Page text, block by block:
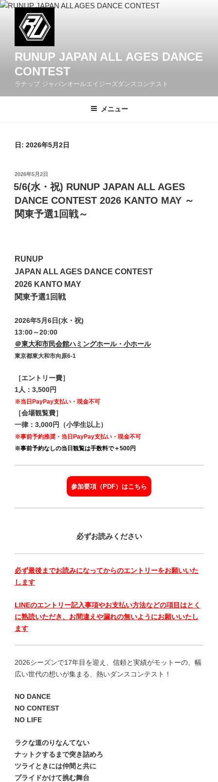
コ
ッ
RUNUP JAPAN ALL AGES DANCE
CONTEST
ラナップ ジャパンオールエイジーズダンスコンテスト
メニュー
日: 2026年5月2日
投
稿
日:
2026年5月2日
5/6(水・祝) RUNUP JAPAN ALL AGES
DANCE CONTEST 2026 KANTO MAY ～
関東予選1回戦～
RUNUP
JAPAN ALL AGES DANCE CONTEST
2026 KANTO MAY
関東予選1回戦
2026年5月6日(水・祝)
13:00～20:00
＠東大和市民会館ハミングホール・小ホール
東京都東大和市向原6-1
［エントリー費］
1人：3,500円
※当日PayPay支払い・現金不可
［会場観覧費］
一律：3,000円（小学生以上）
※事前予約推奨・当日PayPay支払い・現金不可
※事前予約なしの当日観覧は手数料で＋500円
参加要項（PDF）はこちら
必ずお読みください
必ず最後までお読みになってからのエントリーをお願いいた
します
LINEのエントリー記入事項やお支払い方法などの項目はとく
に熟読いただき、お間違えや漏れの無いようにお願いいたし
ます
2026シーズンで17年目を迎え、信頼と実績がモットーの、幅
広い世代の想いが集まる、熱いダンスコンテスト！
NO DANCE
NO CONTEST
NO LIFE
ラクな道のりなんてない
ナットクするまで突き詰めろ
ツライときには仲間と共に
プライドかけて挑む舞台